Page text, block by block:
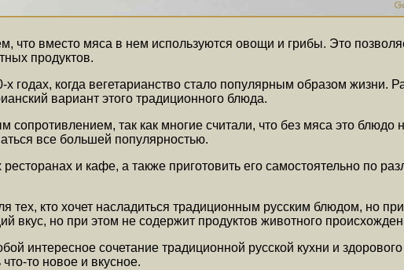
что вместо мяса в нем используются овощи и грибы. Это
продуктов.
х годах, когда вегетарианство стало популярным образом
вариант этого традиционного блюда.
так как многие считали, что без мяса это блюдо
все большей популярностью.
и кафе, а также приготовить его самостоятельно по
тех, кто хочет насладиться традиционным русским блюдом, но
вкус, но при этом не содержит продуктов животного
интересное сочетание традиционной русской кухни и
то новое и вкусное.